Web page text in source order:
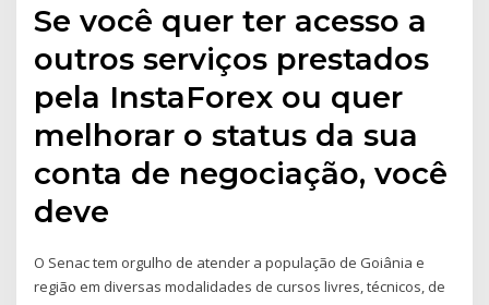
Se você quer ter acesso a
outros serviços prestados
pela InstaForex ou quer
melhorar o status da sua
conta de negociação, você
deve
O Senac tem orgulho de atender a população de Goiânia e
região em diversas modalidades de cursos livres, técnicos, de